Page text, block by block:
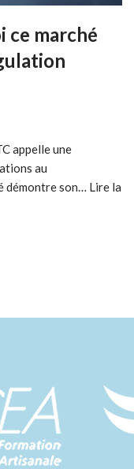
ce marché
appelle une
au
démontre son… Lire la